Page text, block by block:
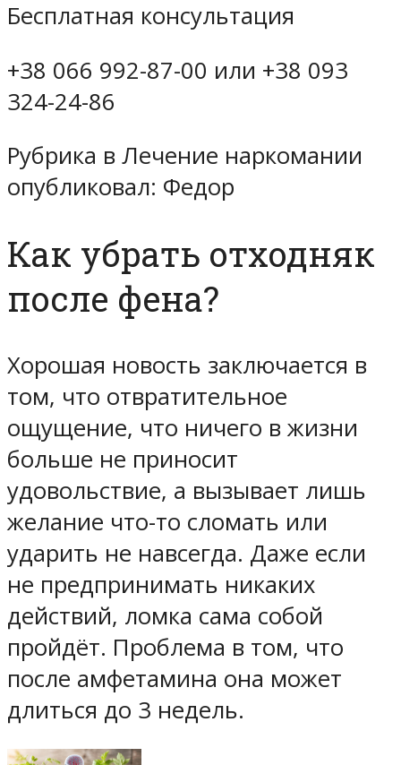
Бесплатная консультация
+38 066 992-87-00 или +38 093
324-24-86
Рубрика в Лечение наркомании
опубликовал: Федор
Как убрать отходняк
после фена?
Хорошая новость заключается в
том, что отвратительное
ощущение, что ничего в жизни
больше не приносит
удовольствие, а вызывает лишь
желание что-то сломать или
ударить не навсегда. Даже если
не предпринимать никаких
действий, ломка сама собой
пройдёт. Проблема в том, что
после амфетамина она может
длиться до 3 недель.